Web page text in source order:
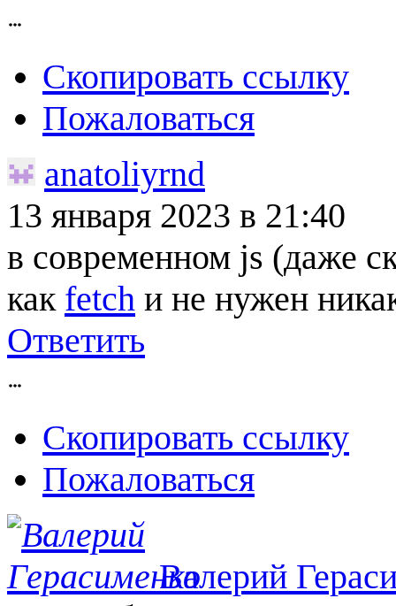
Скопировать ссылку
Пожаловаться
anatoliyrnd
13 января 2023 в 21:40
в современном js (даже
как fetch и не нужен
Ответить
Скопировать ссылку
Пожаловаться
Валерий